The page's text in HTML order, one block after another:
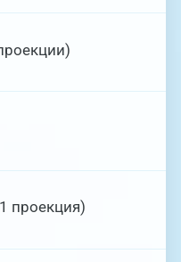
проекция)